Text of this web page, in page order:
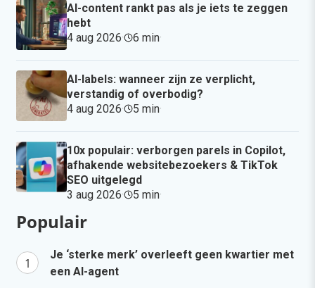
AI-content rankt pas als je iets te zeggen
hebt
4 aug 2026· 6 min·
AI-labels: wanneer zijn ze verplicht,
verstandig of overbodig?
4 aug 2026· 5 min·
10x populair: verborgen parels in Copilot,
afhakende websitebezoekers & TikTok
SEO uitgelegd
3 aug 2026· 5 min·
Populair
Je ‘sterke merk’ overleeft geen kwartier met
een AI-agent